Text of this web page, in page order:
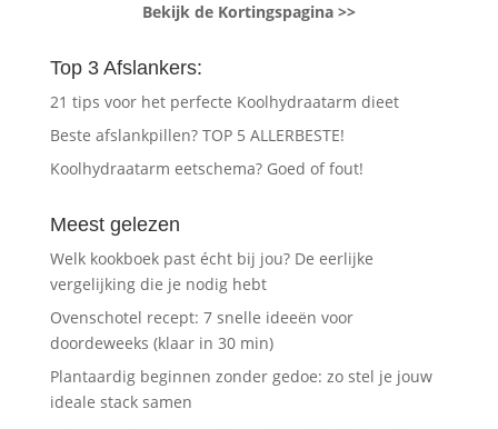
Bekijk de Kortingspagina >>
Top 3 Afslankers:
21 tips voor het perfecte Koolhydraatarm dieet
Beste afslankpillen? TOP 5 ALLERBESTE!
Koolhydraatarm eetschema? Goed of fout!
Meest gelezen
Welk kookboek past écht bij jou? De eerlijke
vergelijking die je nodig hebt
Ovenschotel recept: 7 snelle ideeën voor
doordeweeks (klaar in 30 min)
Plantaardig beginnen zonder gedoe: zo stel je jouw
ideale stack samen